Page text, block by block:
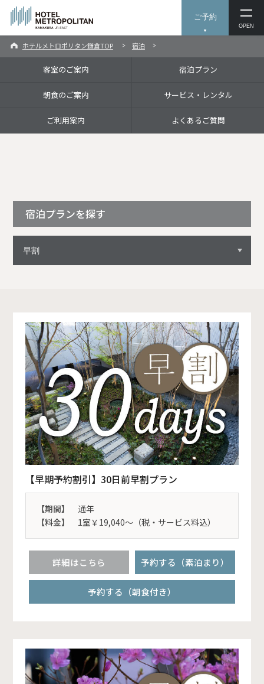
ご予約
OPEN
ホテルメトロポリタン鎌倉TOP 宿泊
客室のご案内 宿泊プラン
朝食のご案内 サービス・レンタル
ご利用案内 よくあるご質問
宿泊プランを探す
【早期予約割引】30日前早割プラン
【期間】
通年
【料金】
1室￥19,040～（税・サービス料込）
詳細はこちら 予約する（素泊まり）
予約する（朝食付き）